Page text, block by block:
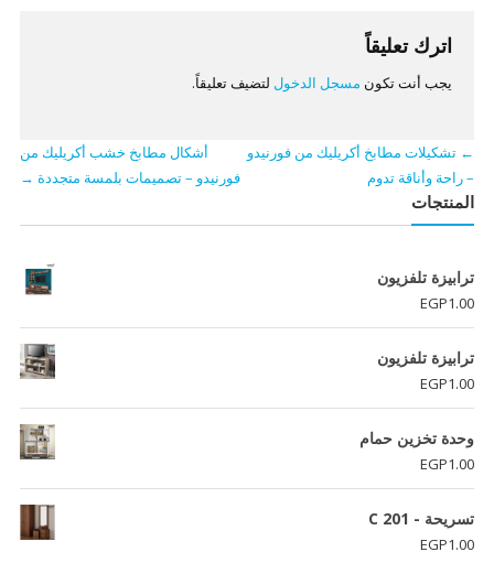
اترك تعليقاً
يجب أنت تكون مسجل الدخول لتضيف تعليقاً.
← تشكيلات مطابخ أكريليك من فورنيدو
– راحة وأناقة تدوم
أشكال مطابخ خشب أكريليك من
فورنيدو – تصميمات بلمسة متجددة →
المنتجات
ترابيزة تلفزيون
EGP1.00
ترابيزة تلفزيون
EGP1.00
وحدة تخزين حمام
EGP1.00
تسريحة - C 201
EGP1.00